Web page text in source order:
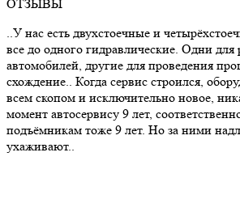
ОТЗЫВЫ
..У нас есть двухстоечные и
все до одного гидравлические. Одни для
автомобилей, другие для проведения
схождение.. Когда сервис строился,
всем скопом и исключительно новое,
момент автосервису 9 лет,
подъёмникам тоже 9 лет. Но за ними
ухаживают..